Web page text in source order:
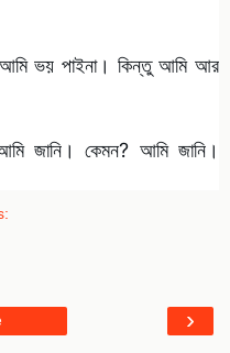
আমি ভয় পাইনা। কিন্তু আমি আর
জানি। কেমন? আমি জানি।
›